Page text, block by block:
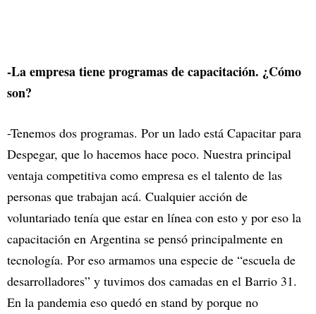
-La empresa tiene programas de capacitación. ¿Cómo
son?
-Tenemos dos programas. Por un lado está Capacitar para
Despegar, que lo hacemos hace poco. Nuestra principal
ventaja competitiva como empresa es el talento de las
personas que trabajan acá. Cualquier acción de
voluntariado tenía que estar en línea con esto y por eso la
capacitación en Argentina se pensó principalmente en
tecnología. Por eso armamos una especie de “escuela de
desarrolladores” y tuvimos dos camadas en el Barrio 31.
En la pandemia eso quedó en stand by porque no